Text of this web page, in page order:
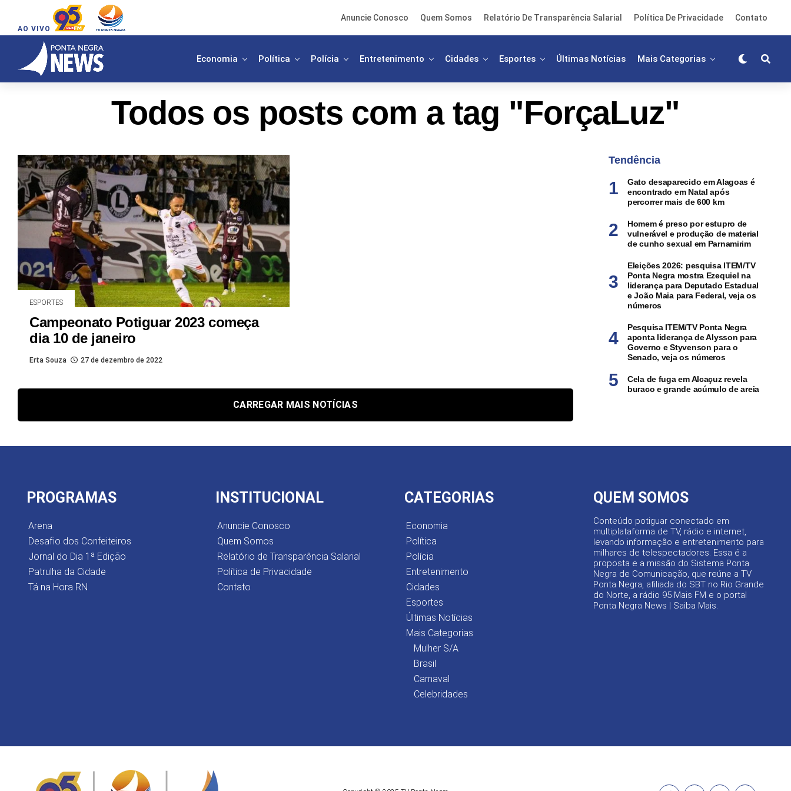
AO VIVO
Anuncie Conosco Quem Somos Relatório De Transparência Salarial Política De Privacidade Contato
Economia Política Polícia Entretenimento Cidades Esportes Últimas Notícias Mais Categorias
Todos os posts com a tag "ForçaLuz"
ESPORTES
Campeonato Potiguar 2023 começa
dia 10 de janeiro
Erta Souza 27 de dezembro de 2022
CARREGAR MAIS NOTÍCIAS
Tendência
Gato desaparecido em Alagoas é
encontrado em Natal após
percorrer mais de 600 km
Homem é preso por estupro de
vulnerável e produção de material
de cunho sexual em Parnamirim
Eleições 2026: pesquisa ITEM/TV
Ponta Negra mostra Ezequiel na
liderança para Deputado Estadual
e João Maia para Federal, veja os
números
Pesquisa ITEM/TV Ponta Negra
aponta liderança de Alysson para
Governo e Styvenson para o
Senado, veja os números
Cela de fuga em Alcaçuz revela
buraco e grande acúmulo de areia
PROGRAMAS
Arena
Desafio dos Confeiteiros
Jornal do Dia 1ª Edição
Patrulha da Cidade
Tá na Hora RN
INSTITUCIONAL
Anuncie Conosco
Quem Somos
Relatório de Transparência Salarial
Política de Privacidade
Contato
CATEGORIAS
Economia
Política
Polícia
Entretenimento
Cidades
Esportes
Últimas Notícias
Mais Categorias
Mulher S/A
Brasil
Carnaval
Celebridades
QUEM SOMOS
Conteúdo potiguar conectado em
multiplataforma de TV, rádio e internet,
levando informação e entretenimento para
milhares de telespectadores. Essa é a
proposta e a missão do Sistema Ponta
Negra de Comunicação, que reúne a TV
Ponta Negra, afiliada do SBT no Rio Grande
do Norte, a rádio 95 Mais FM e o portal
Ponta Negra News | Saiba Mais.